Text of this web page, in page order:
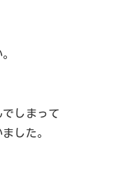
しまって
した。